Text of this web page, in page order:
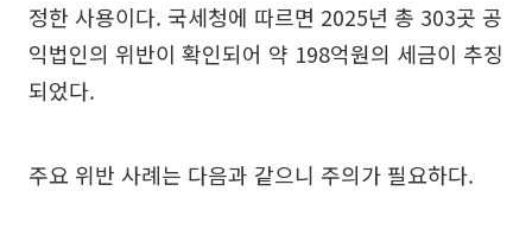
정한 사용이다. 국세청에 따르면 2025년 총 303곳 공
익법인의 위반이 확인되어 약 198억원의 세금이 추징
되었다.
주요 위반 사례는 다음과 같으니 주의가 필요하다.